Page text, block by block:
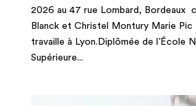
2026 au 47 rue Lombard, Bordeaux
Blanck et Christel Montury Marie
travaille à Lyon.Diplômée de l’École
Supérieure...